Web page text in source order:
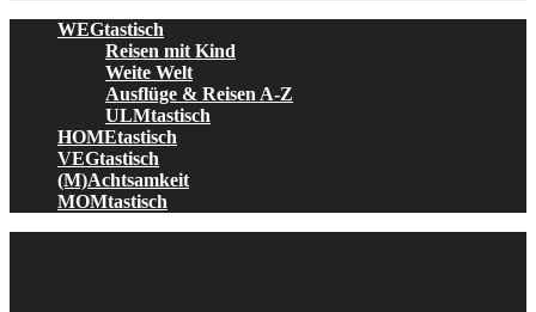
WEGtastisch
Reisen mit Kind
Weite Welt
Ausflüge & Reisen A-Z
ULMtastisch
HOMEtastisch
VEGtastisch
(M)Achtsamkeit
MOMtastisch